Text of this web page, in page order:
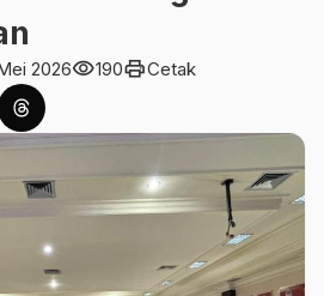
2026visibility190printCetak